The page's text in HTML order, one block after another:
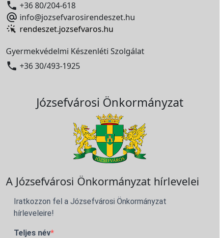
 +36 80/204-618
 info@jozsefvarosirendeszet.hu
rendeszet.jozsefvaros.hu
Gyermekvédelmi Készenléti Szolgálat
 +36 30/493-1925
Józsefvárosi Önkormányzat
A Józsefvárosi Önkormányzat hírlevelei
Iratkozzon fel a Józsefvárosi Önkormányzat
hírleveleire!
Teljes név